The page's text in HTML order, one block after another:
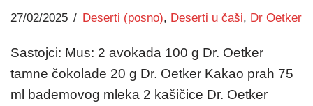
27/02/2025 Deserti (posno), Deserti u čaši, Dr Oetker
Sastojci: Mus: 2 avokada 100 g Dr. Oetker
tamne čokolade 20 g Dr. Oetker Kakao prah 75
ml bademovog mleka 2 kašičice Dr. Oetker